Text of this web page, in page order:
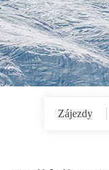
Zájezdy